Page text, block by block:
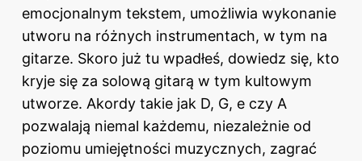
emocjonalnym tekstem, umożliwia wykonanie
utworu na różnych instrumentach, w tym na
gitarze. Skoro już tu wpadłeś, dowiedz się, kto
kryje się za solową gitarą w tym kultowym
utworze. Akordy takie jak D, G, e czy A
pozwalają niemal każdemu, niezależnie od
poziomu umiejętności muzycznych, zagrać